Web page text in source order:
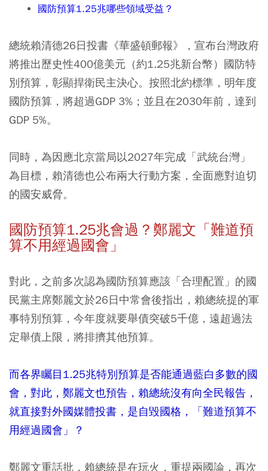
國防預算1.25兆哪些領域受益？
總統賴清德26日投書《華盛頓郵報》，宣布台灣政府
將推出歷史性400億美元（約1.25兆新台幣）國防特
別預算，彰顯捍衛民主決心。按照北約標準，明年度
國防預算，將超過GDP 3%；並且在2030年前，達到
GDP 5%。
同時，為因應北京當局以2027年完成「武統台灣」
為目標，賴清德也公布兩大行動方案，全面應對迫切
的國安威脅。
國防預算1.25兆會過？鄭麗文「難道預
算不用經過國會」
對此，之前多次認為國防預算應該「合理配置」的國
民黨主席鄭麗文於26日中常會後指出，賴總統提的軍
事特別預算，今年度就要舉債突破5千億，遠超過法
定舉債上限，將排擠其他預算。
而各界矚目1.25兆特別預算是否能通過藍白多數的國
會，對此，鄭麗文也預告，賴總統沒有向全民報告，
就直接對外國媒體投書，是自毀國格，「難道預算不
用經過國會」
？
鄭麗文重話批，賴總統是在玩火，重提兩國論，再次